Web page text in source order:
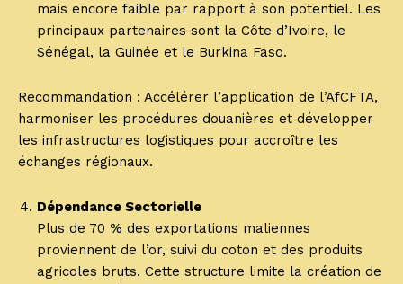
mais encore faible par rapport à son potentiel. Les
principaux partenaires sont la Côte d’Ivoire, le
Sénégal, la Guinée et le Burkina Faso.
Recommandation : Accélérer l’application de l’AfCFTA,
harmoniser les procédures douanières et développer
les infrastructures logistiques pour accroître les
échanges régionaux.
Dépendance Sectorielle
Plus de 70 % des exportations maliennes
proviennent de l’or, suivi du coton et des produits
agricoles bruts. Cette structure limite la création de